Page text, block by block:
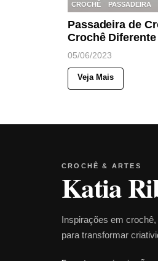
CROCHÊ
PASSADEIRA
Passadeira de
Crochê Diferente
05/06/2023
Veja Mais
CROCHÊ & ARTES
Katia
Inspirações em
para transformar